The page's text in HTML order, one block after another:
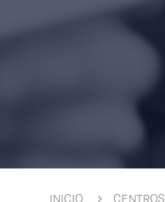
INICIO CENTROS